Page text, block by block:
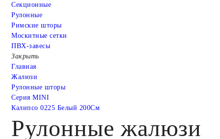
Cекционные
Рулонные
Римские шторы
Москитные сетки
ПВХ-завесы
Закрыть
Главная
Жалюзи
Рулонные шторы
Серия MINI
Калипсо 0225 Белый 200См
Рулонные жалюзи